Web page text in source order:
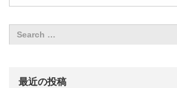
最近の投稿